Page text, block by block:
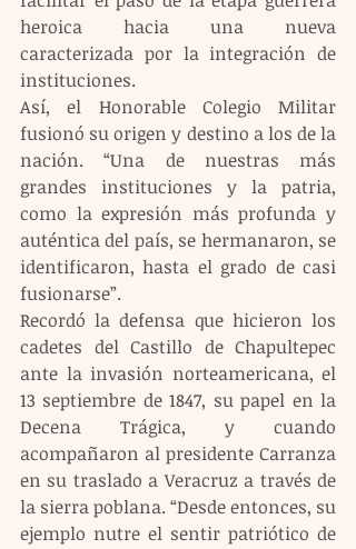
heroica hacia una nueva
caracterizada por la integración de
instituciones.
Así, el Honorable Colegio Militar
fusionó su origen y destino a los de la
nación. “Una de nuestras más
grandes instituciones y la patria,
como la expresión más profunda y
auténtica del país, se hermanaron, se
identificaron, hasta el grado de casi
fusionarse”.
Recordó la defensa que hicieron los
cadetes del Castillo de Chapultepec
ante la invasión norteamericana, el
13 septiembre de 1847, su papel en la
Decena Trágica, y cuando
acompañaron al presidente Carranza
en su traslado a Veracruz a través de
la sierra poblana. “Desde entonces, su
ejemplo nutre el sentir patriótico de